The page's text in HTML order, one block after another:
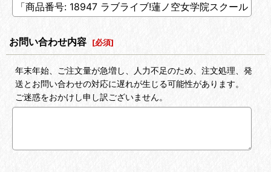
お問い合わせ内容 [必須]
年末年始、ご注文量が急増し、人力不足のため、注文処理、発
送とお問い合わせの対応に遅れが生じる可能性があります。
ご迷惑をおかけし申し訳ございません。